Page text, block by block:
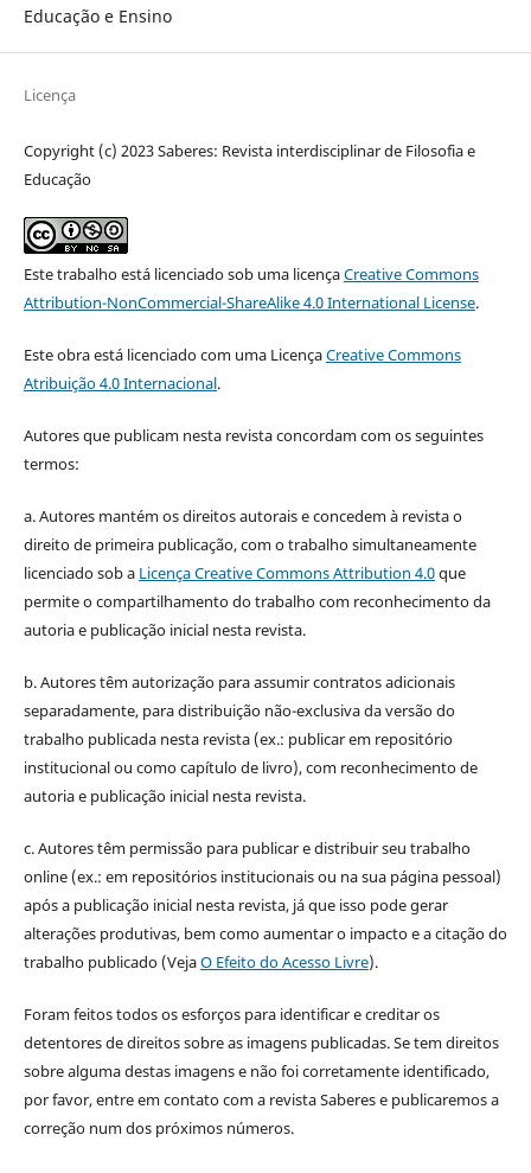
Educação e Ensino
Licença
Copyright (c) 2023 Saberes: Revista interdisciplinar de Filosofia e
Educação
Este trabalho está licenciado sob uma licençaCreative Commons
Attribution-NonCommercial-ShareAlike 4.0 International License.
Este obra está licenciado com uma LicençaCreative Commons
Atribuição 4.0 Internacional.
Autores que publicam nesta revista concordam com os seguintes
termos:
a. Autores mantém os direitos autorais e concedem à revista o
direito de primeira publicação, com o trabalho simultaneamente
licenciado sob a Licença Creative Commons Attribution 4.0que
permite o compartilhamento do trabalho com reconhecimento da
autoria e publicação inicial nesta revista.
b. Autores têm autorização para assumir contratos adicionais
separadamente, para distribuição não-exclusiva da versão do
trabalho publicada nesta revista (ex.: publicar em repositório
institucional ou como capítulo de livro), com reconhecimento de
autoria e publicação inicial nesta revista.
c. Autores têm permissão para publicar e distribuir seu trabalho
online (ex.: em repositórios institucionais ou na sua página pessoal)
após a publicação inicial nesta revista, já que isso pode gerar
alterações produtivas, bem como aumentar o impacto e a citação do
trabalho publicado (VejaO Efeito do Acesso Livre).
Foram feitos todos os esforços para identificar e creditar os
detentores de direitos sobre as imagens publicadas. Se tem direitos
sobre alguma destas imagens e não foi corretamente identificado,
por favor, entre em contato com a revista Saberes e publicaremos a
correção num dos próximos números.